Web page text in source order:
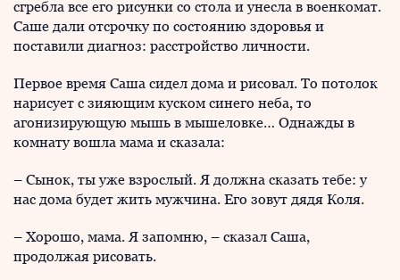
сгребла все его рисунки со стола и унесла в военкомат.
Саше дали отсрочку по состоянию здоровья и
поставили диагноз: расстройство личности.
Первое время Саша сидел дома и рисовал. То потолок
нарисует с зияющим куском синего неба, то
агонизирующую мышь в мышеловке… Однажды в
комнату вошла мама и сказала:
– Сынок, ты уже взрослый. Я должна сказать тебе: у
нас дома будет жить мужчина. Его зовут дядя Коля.
– Хорошо, мама. Я запомню, – сказал Саша,
продолжая рисовать.